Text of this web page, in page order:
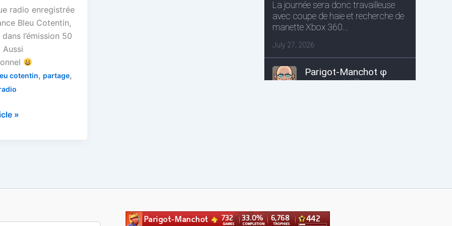
radio enregistrée
Bleu Cotentin,
l’émission 50
Aussi
cotentin, partage,
»